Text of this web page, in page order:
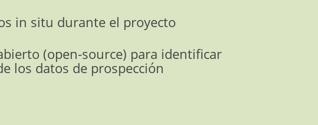
in situ durante el proyecto
(open-source) para identificar
los datos de prospección